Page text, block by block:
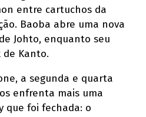
entre cartuchos da
Baoba abre uma nova
Johto, enquanto seu
de Kanto.
a segunda e quarta
enfrenta mais uma
que foi fechada: o